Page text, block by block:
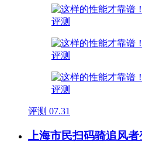
评测 07.31
上海市民扫码骑追风